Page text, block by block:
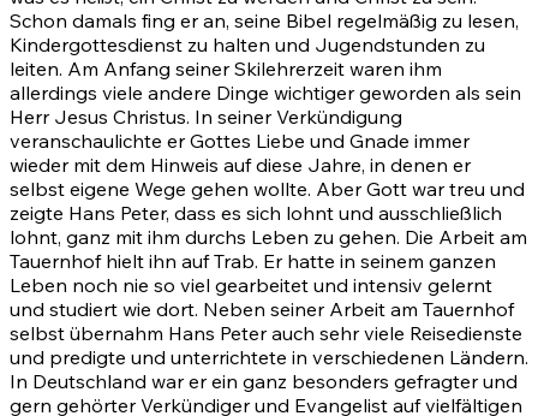
Schon damals fing er an, seine Bibel regelmäßig zu lesen,
Kindergottesdienst zu halten und Jugendstunden zu
leiten. Am Anfang seiner Skilehrerzeit waren ihm
allerdings viele andere Dinge wichtiger geworden als sein
Herr Jesus Christus. In seiner Verkündigung
veranschaulichte er Gottes Liebe und Gnade immer
wieder mit dem Hinweis auf diese Jahre, in denen er
selbst eigene Wege gehen wollte. Aber Gott war treu und
zeigte Hans Peter, dass es sich lohnt und ausschließlich
lohnt, ganz mit ihm durchs Leben zu gehen. Die Arbeit am
Tauernhof hielt ihn auf Trab. Er hatte in seinem ganzen
Leben noch nie so viel gearbeitet und intensiv gelernt
und studiert wie dort. Neben seiner Arbeit am Tauernhof
selbst übernahm Hans Peter auch sehr viele Reisedienste
und predigte und unterrichtete in verschiedenen Ländern.
In Deutschland war er ein ganz besonders gefragter und
gern gehörter Verkündiger und Evangelist auf vielfältigen